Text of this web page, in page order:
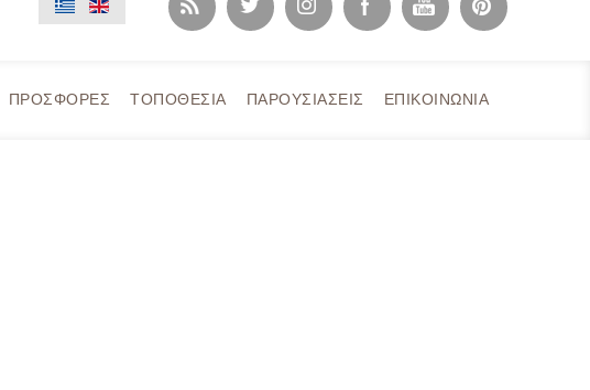
ΠΡΟΣΦΟΡΕΣ ΤΟΠΟΘΕΣΙΑ ΠΑΡΟΥΣΙΑΣΕΙΣ ΕΠΙΚΟΙΝΩΝΙΑ